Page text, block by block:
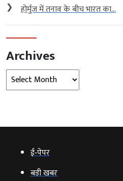
❯ होर्मुज में तनाव के बीच भारत का...
Archives
Archives
ई‑पेपर
बड़ी खबर